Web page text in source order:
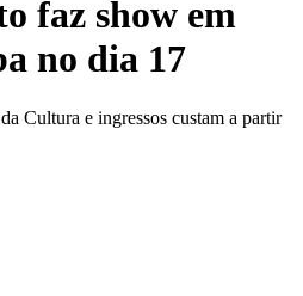
faz show em
no dia 17
Cultura e ingressos custam a partir